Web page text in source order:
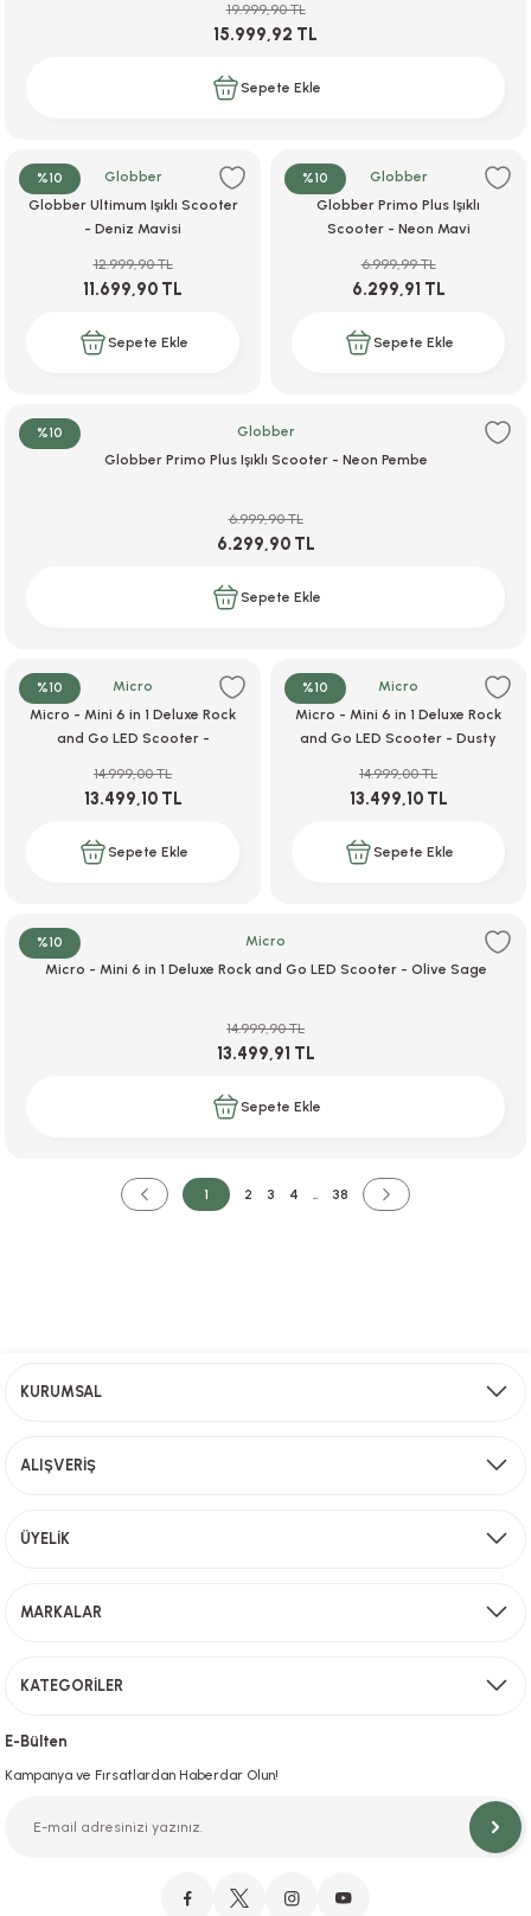
15.999,92 TL
19.999,90 TL
Sepete Ekle
%10
Globber
Globber Ultimum Işıklı Scooter
- Deniz Mavisi
11.699,90 TL
12.999,90 TL
Sepete Ekle
%10
Globber
Globber Primo Plus Işıklı
Scooter - Neon Mavi
6.299,91 TL
6.999,99 TL
Sepete Ekle
%10
Globber
Globber Primo Plus Işıklı Scooter - Neon Pembe
6.299,90 TL
6.999,90 TL
Sepete Ekle
%10
Micro
Micro - Mini 6 in 1 Deluxe Rock
and Go LED Scooter -
13.499,10 TL
14.999,00 TL
Sepete Ekle
%10
Micro
Micro - Mini 6 in 1 Deluxe Rock
and Go LED Scooter - Dusty
13.499,10 TL
14.999,00 TL
Sepete Ekle
%10
Micro
Micro - Mini 6 in 1 Deluxe Rock and Go LED Scooter - Olive Sage
13.499,91 TL
14.999,90 TL
Sepete Ekle
1 2 3 4 38
2000 TL ve üzeri alışverişlerinizde ücretsiz kargo!
Orijinal Ürün Garantisiyle Sorunsuz Alışverişin Adresi.
KURUMSAL
ALIŞVERİŞ
ÜYELİK
MARKALAR
KATEGORİLER
E-Bülten
Kampanya ve Fırsatlardan Haberdar Olun!